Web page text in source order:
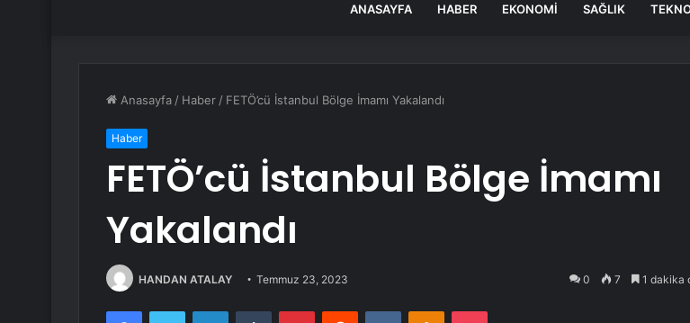
ANASAYFA HABER EKONOMI SAĞLIK
Anasayfa / Haber / FETÖ’cü İstanbul Bölge İmamı Yakalandı
Haber
FETÖ’cü İstanbul Bölge İmamı
Yakalandı
HANDAN ATALAY Temmuz 23, 2023 0 7 1 dakika
FacebookTwitter LinkedInTumblr PinterestReddit VKontakteOdnoklassniki
Pocket